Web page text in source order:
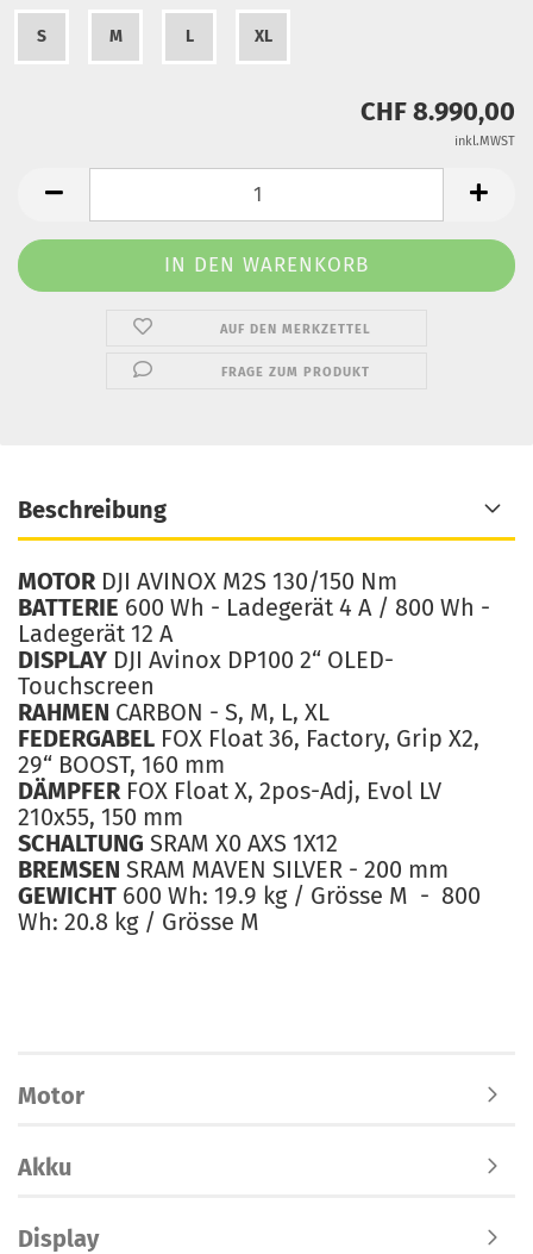
S M L XL
CHF 8.990,00
inkl.MWST
AUF DEN MERKZETTEL
FRAGE ZUM PRODUKT
Beschreibung
MOTOR DJI AVINOX M2S 130/150 Nm
BATTERIE 600 Wh - Ladegerät 4 A / 800 Wh -
Ladegerät 12 A
DISPLAY DJI Avinox DP100 2“ OLED-
Touchscreen
RAHMEN CARBON - S, M, L, XL
FEDERGABEL FOX Float 36, Factory, Grip X2,
29“ BOOST, 160 mm
DÄMPFER FOX Float X, 2pos-Adj, Evol LV
210x55, 150 mm
SCHALTUNG SRAM X0 AXS 1X12
BREMSEN SRAM MAVEN SILVER - 200 mm
GEWICHT 600 Wh: 19.9 kg / Grösse M - 800
Wh: 20.8 kg / Grösse M
Motor
Akku
Display